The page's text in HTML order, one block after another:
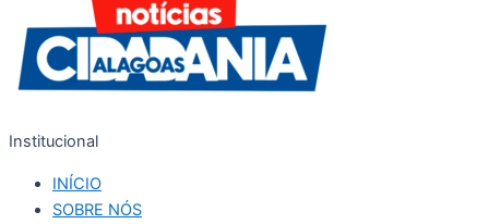
Institucional
INÍCIO
SOBRE NÓS